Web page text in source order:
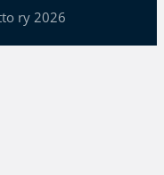
ry 2026